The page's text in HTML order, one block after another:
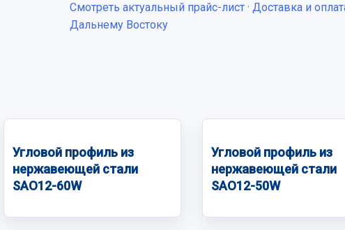
Смотреть актуальный прайс-лист · Доставка и
Дальнему Востоку
Угловой профиль из
нержавеющей стали
SAO12-60W
Угловой профиль из
нержавеющей стали
SAO12-50W